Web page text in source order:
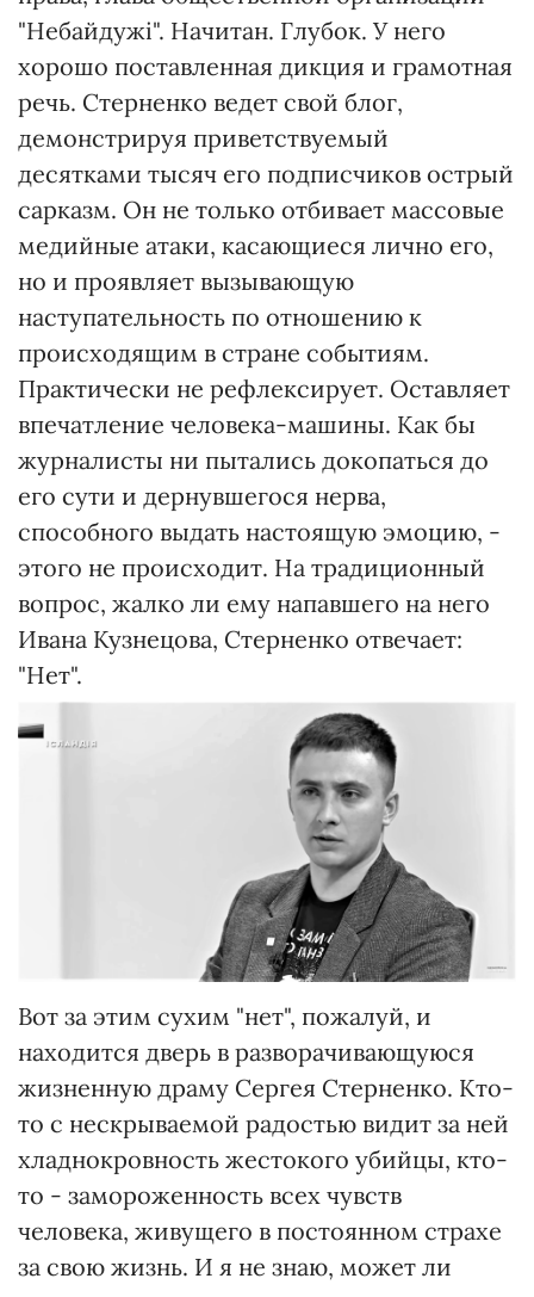
"Небайдужі". Начитан. Глубок. У него
хорошо поставленная дикция и грамотная
речь. Стерненко ведет свой блог,
демонстрируя приветствуемый
десятками тысяч его подписчиков острый
сарказм. Он не только отбивает массовые
медийные атаки, касающиеся лично его,
но и проявляет вызывающую
наступательность по отношению к
происходящим в стране событиям.
Практически не рефлексирует. Оставляет
впечатление человека-машины. Как бы
журналисты ни пытались докопаться до
его сути и дернувшегося нерва,
способного выдать настоящую эмоцию, -
этого не происходит. На традиционный
вопрос, жалко ли ему напавшего на него
Ивана Кузнецова, Стерненко отвечает:
"Нет".
Вот за этим сухим "нет", пожалуй, и
находится дверь в разворачивающуюся
жизненную драму Сергея Стерненко. Кто-
то с нескрываемой радостью видит за ней
хладнокровность жестокого убийцы, кто-
то - замороженность всех чувств
человека, живущего в постоянном страхе
за свою жизнь. И я не знаю, может ли